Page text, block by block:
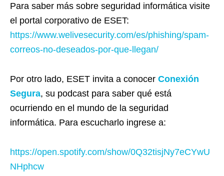
Para saber más sobre seguridad informática visite
el portal corporativo de ESET:
https://www.welivesecurity.com/es/phishing/spam-
correos-no-deseados-por-que-llegan/
Por otro lado, ESET invita a conocer Conexión
Segura, su podcast para saber qué está
ocurriendo en el mundo de la seguridad
informática. Para escucharlo ingrese a:
https://open.spotify.com/show/0Q32tisjNy7eCYwU
NHphcw